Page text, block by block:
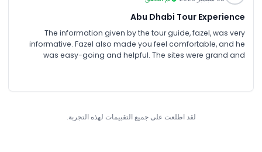
Abu Dhabi Tour Experience
The information given by the tour guide, fazel, was very
informative. Fazel also made you feel comfortable, and he
was easy-going and helpful. The sites were grand and
لقد اطلعت على جميع التقييمات لهذه التجربة.